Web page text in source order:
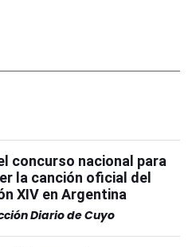
concurso nacional para
la canción oficial del
XIV en Argentina
Diario de Cuyo